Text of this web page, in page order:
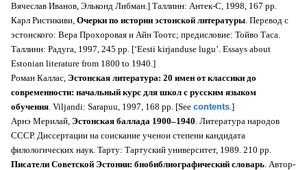
Вячеслав Иванов, Эльконд Либман.] Таллинн: Антек-С, 1998, 167 pp.
Карл Ристикиви, Очерки по истории эстонской литературы. Перевод с
эстонского: Вера Прохоровая и Айн Тоотс; предисловие: Тойво Таса.
Таллинн: Радуга, 1997, 245 pp. [‘Eesti kirjanduse lugu’. Essays about
Estonian literature from 1800 to 1940.]
Роман Каллас, Эстонская литература: 20 имен от классики до
современности: начальный курс для школ с русским языком
обучения. Viljandi: Sarapuu, 1997, 168 pp. [See contents.]
Арнэ Meрилaй, Эстонская баллада 1900–1940. Литература народов
СССР. Диссертации на соискание ученои степени кандидата
филологических наук. Taрту: Тартуский университет, 1989. 210 pp.
Писатели Советской Эстонии: биобиблиографический словарь. Автор-